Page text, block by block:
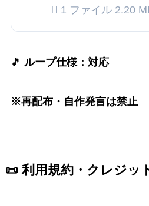
1 ファイル 2.20
🎵 ループ仕様：対応
※再配布・自作発言は禁止
📜 利用規約・クレジッ